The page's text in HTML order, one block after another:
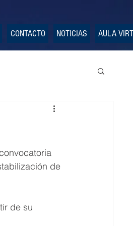
CONTACTO NOTICIAS AULA
de
de su